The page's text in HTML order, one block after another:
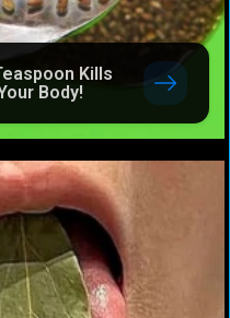
This Simple Trick
All Parasites From Your
Kills
Body!